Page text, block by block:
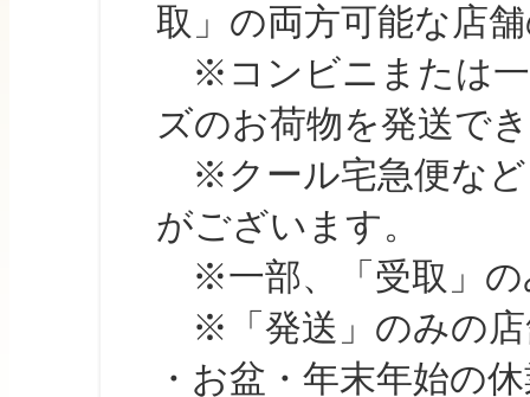
取」の両方可能な店
※コンビニまたは一
ズのお荷物を発送で
※クール宅急便など
がございます。
※一部、「受取」の
※「発送」のみの店
・お盆・年末年始の